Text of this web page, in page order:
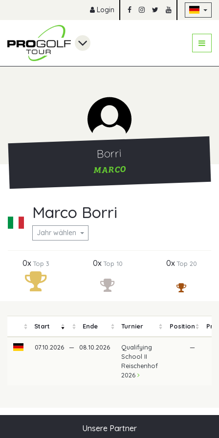
Login
Borri
MARCO
Marco Borri
Jahr wählen
0xTop 3 0xTop 10 0xTop 20
Start Ende Turnier Position
07.10.2026 — 08.10.2026
Qualifying
School II
Reischenhof
2026
—
Unsere Partner